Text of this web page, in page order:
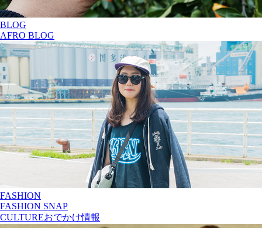
BLOG
AFRO BLOG
FASHION
FASHION SNAP
CULTUREおでかけ情報